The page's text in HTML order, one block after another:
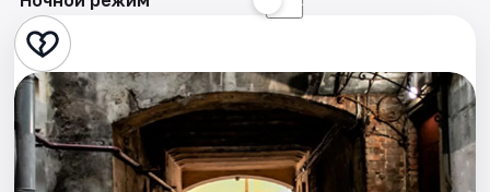
Театр
Стендап
Выставки
Квесты